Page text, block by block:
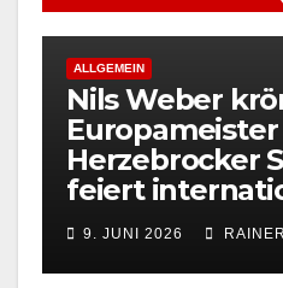
ALLGEMEIN
Nils Weber
Europameister
Herzebrocker
feiert
9. JUNI 2026